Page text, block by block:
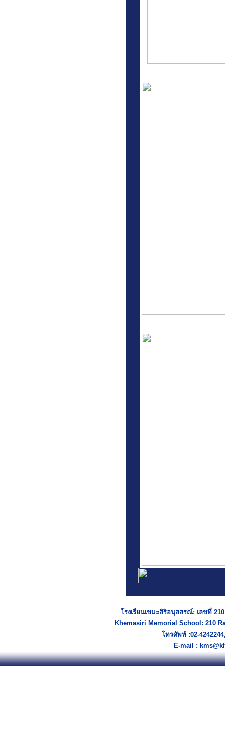
โรงเรียนเขมะสิริอนุสสรณ์: เลขที่
Khemasiri Memorial School: 210
โทรศัพท์ :02-
E-mail :